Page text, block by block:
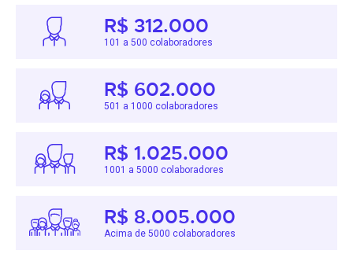
R$ 312.000
101 a 500 colaboradores
R$ 602.000
501 a 1000 colaboradores
R$ 1.025.000
1001 a 5000 colaboradores
R$ 8.005.000
Acima de 5000 colaboradores